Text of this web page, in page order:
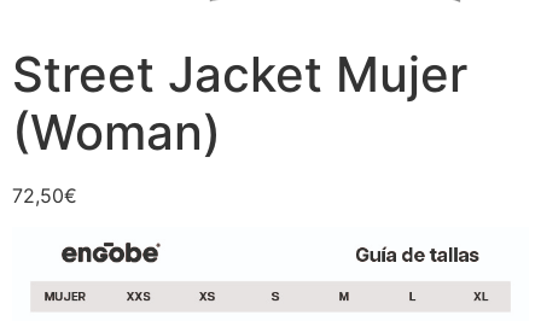
Street Jacket Mujer
(Woman)
72,50€